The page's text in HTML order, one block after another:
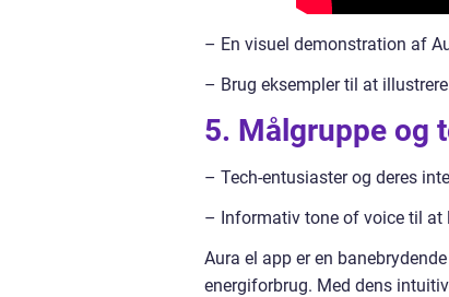
– En visuel demonstration af
– Brug eksempler til at
5. Målgruppe og
– Tech-entusiaster og deres
– Informativ tone of voice til at
Aura el app er en
energiforbrug. Med dens